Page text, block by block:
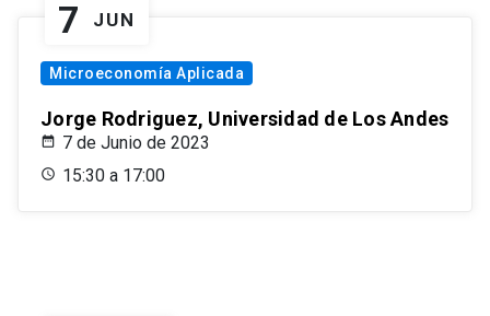
7 JUN
Microeconomía Aplicada
Jorge Rodriguez, Universidad de Los Andes
7 de Junio de 2023
15:30 a 17:00